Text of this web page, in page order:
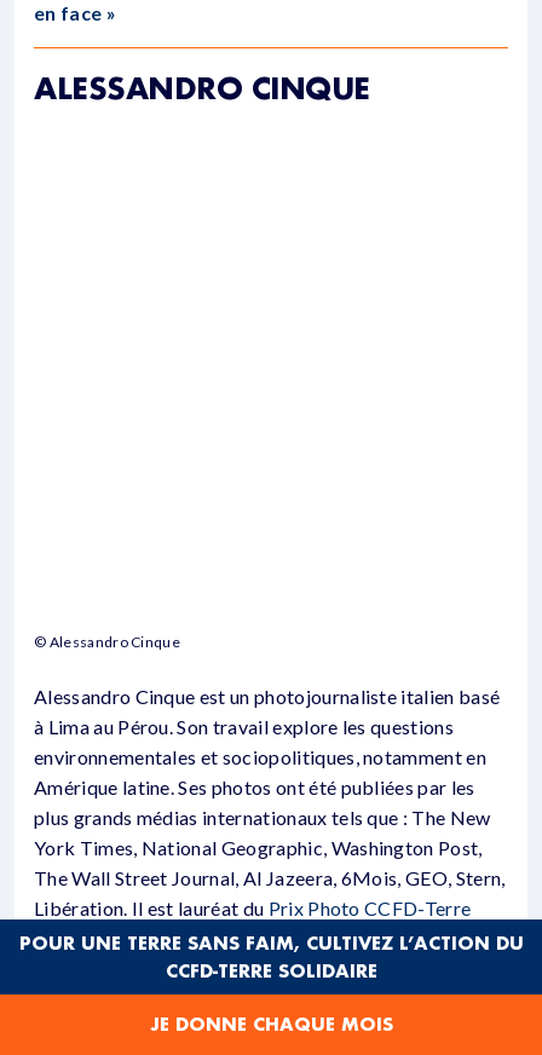
en face »
ALESSANDRO CINQUE
© Alessandro Cinque
Alessandro Cinque est un photojournaliste italien basé
à Lima au Pérou. Son travail explore les questions
environnementales et sociopolitiques, notamment en
Amérique latine. Ses photos ont été publiées par les
plus grands médias internationaux tels que : The New
York Times, National Geographic, Washington Post,
The Wall Street Journal, Al Jazeera, 6Mois, GEO, Stern,
Libération. Il est lauréat du Prix Photo CCFD-Terre
Solidaire 2023-2024.
CE PRIX A ÉTÉ POUR MOI PLUS QU’UN
POUR UNE TERRE SANS FAIM, CULTIVEZ L’ACTION DU
CCFD-TERRE SOLIDAIRE
JE DONNE CHAQUE MOIS